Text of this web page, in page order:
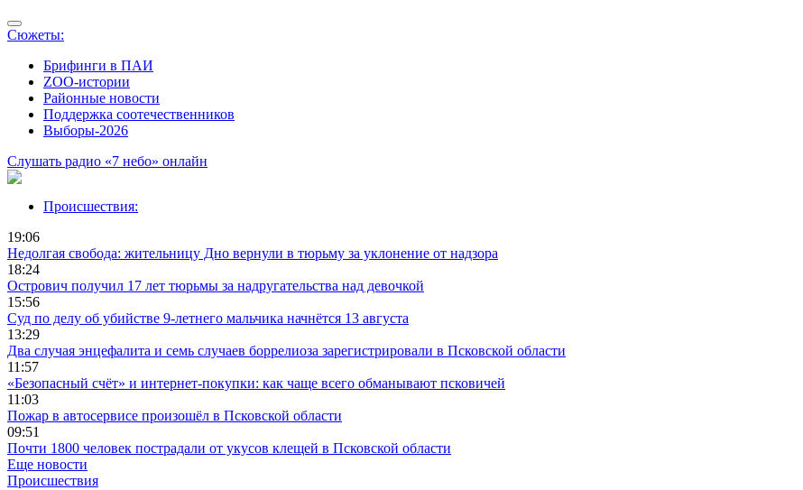
Сюжеты:
Брифинги в ПАИ
ZOO-истории
Районные новости
Поддержка соотечественников
Выборы-2026
Слушать радио «7 небо» онлайн
Происшествия:
19:06
Недолгая свобода: жительницу Дно вернули в тюрьму за уклонение от надзора
18:24
Острович получил 17 лет тюрьмы за надругательства над девочкой
15:56
Суд по делу об убийстве 9-летнего мальчика начнётся 13 августа
13:29
Два случая энцефалита и семь случаев боррелиоза зарегистрировали в Псковской области
11:57
«Безопасный счёт» и интернет-покупки: как чаще всего обманывают псковичей
11:03
Пожар в автосервисе произошёл в Псковской области
09:51
Почти 1800 человек пострадали от укусов клещей в Псковской области
Еще новости
Происшествия